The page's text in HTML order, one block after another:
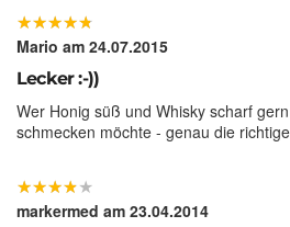
★★★★★
★★★★★
Mario am 24.07.2015
Lecker :-))
Wer Honig süß und Whisky scharf
schmecken möchte - genau die
★★★★★
★★★★★
markermed am 23.04.2014